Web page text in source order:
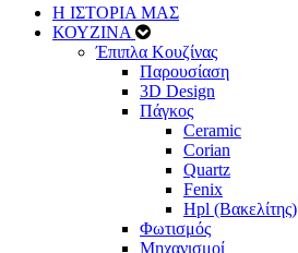
Η ΙΣΤΟΡΙΑ ΜΑΣ
ΚΟΥΖΙΝΑ
Έπιπλα Κουζίνας
Παρουσίαση
3D Design
Πάγκος
Ceramic
Corian
Quartz
Fenix
Hpl (Βακελίτης)
Φωτισμός
Μηχανισμοί